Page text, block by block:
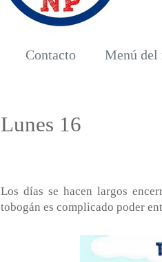
Contacto Menú del
Lunes 16
Los días se hacen largos
tobogán es complicado poder